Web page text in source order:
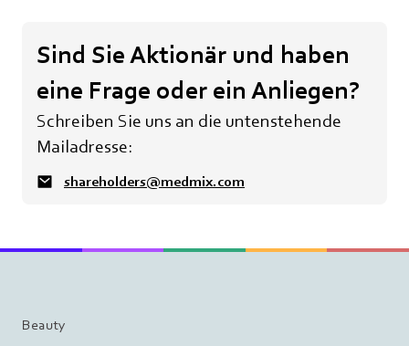
Sind Sie Aktionär und haben
eine Frage oder ein Anliegen?
Schreiben Sie uns an die untenstehende
Mailadresse:
shareholders@medmix.com
Beauty